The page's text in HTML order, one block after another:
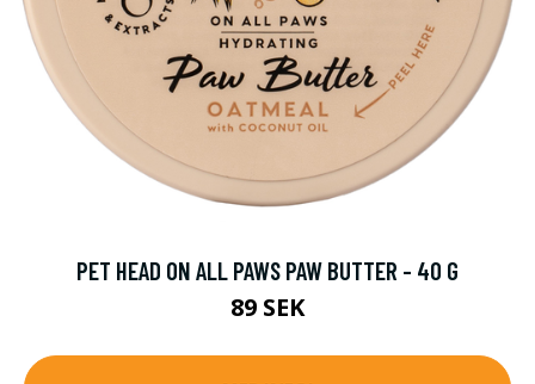
PET HEAD ON ALL PAWS PAW BUTTER - 40 G
89 SEK